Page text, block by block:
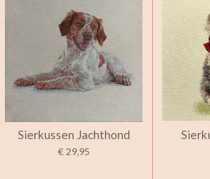
Sierkussen Jachthond
€ 29,95